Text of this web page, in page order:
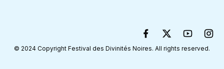
© 2024 Copyright Festival des Divinités Noires. All rights reserved.